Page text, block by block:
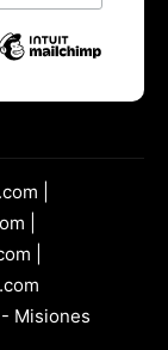
|
|
|
Misiones